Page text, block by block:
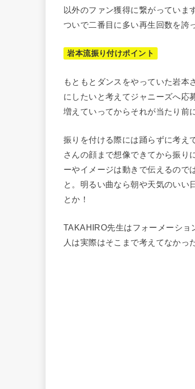
以外のファン獲得に繋がっていま
ついで二番目に多い再生回数を誇
岩本流振り付けポイント
もともとダンスをやっていた岩本
にしたいと考えてジャニーズへ応
増えていってからそれが当たり前
振りを付ける際には踊らずに考え
さんの顔まで想像できてから振り
ーやイメージは動きで伝えるので
と。明るい曲なら朝や天気のいい
とか！
TAKAHIRO先生はフォーメーショ
人は実際はそこまで考えてなかっ